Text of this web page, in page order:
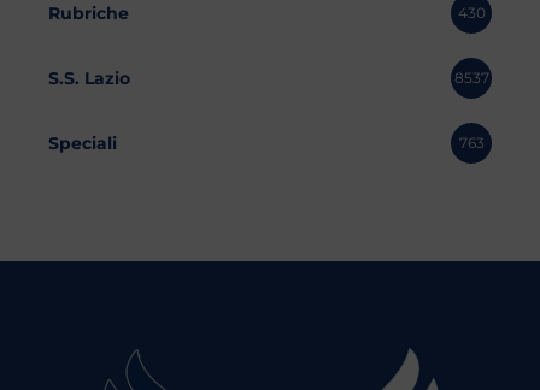
Rubriche 430
S.S. Lazio 8537
Speciali 763